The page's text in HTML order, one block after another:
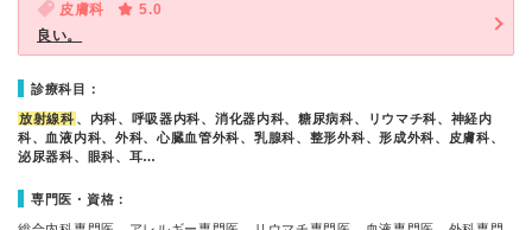
皮膚科
5.0
良い。
診療科目：
放射線科 、内科、呼吸器内科、消化器内科、糖尿病科、リウマチ科、神経内
科、血液内科、外科、心臓血管外科、乳腺科、整形外科、形成外科、皮膚科、
泌尿器科、眼科、耳…
専門医・資格：